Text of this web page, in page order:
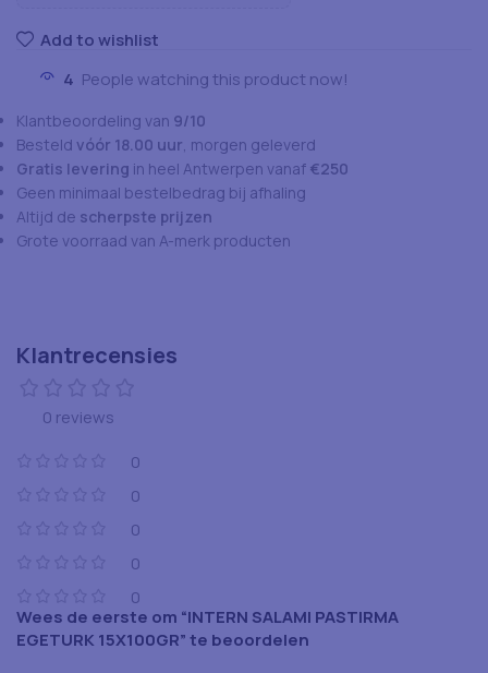
Add to wishlist
4 People watching this product now!
Klantbeoordeling van 9/10
Besteld vóór 18.00 uur, morgen geleverd
Gratis levering in heel Antwerpen vanaf €250
Geen minimaal bestelbedrag bij afhaling
Altijd de scherpste prijzen
Grote voorraad van A-merk producten
Klantrecensies
0 reviews
0
0
0
0
0
Wees de eerste om “INTERN SALAMI PASTIRMA
EGETURK 15X100GR” te beoordelen